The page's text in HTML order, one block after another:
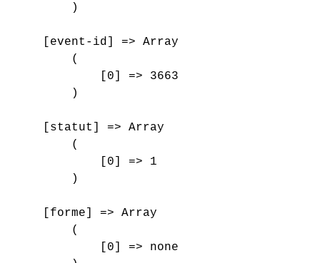
        )
    [event-id] => Array
        (
            [0] => 3663
        )
    [statut] => Array
        (
            [0] => 1
        )
    [forme] => Array
        (
            [0] => none